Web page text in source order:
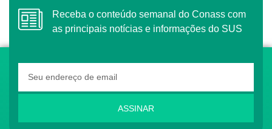
Receba o conteúdo semanal do Conass com
as principais notícias e informações do SUS
ASSINAR